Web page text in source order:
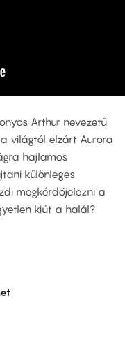
Arthur nevezetű
világtól elzárt Aurora
hajlamos
különleges
megkérdőjelezni a
kiút a halál?